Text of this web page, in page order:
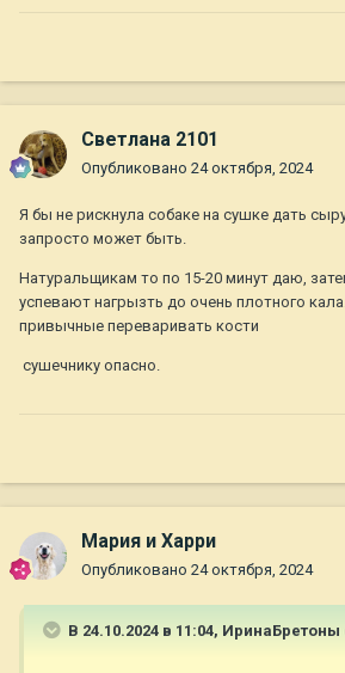
Светлана 2101
Опубликовано 24 октября, 2024
Я бы не рискнула собаке на сушке дать
запросто может быть.
Натуральщикам то по 15-20 минут даю,
успевают нагрызть до очень плотного
привычные переваривать кости
сушечнику опасно.
Мария и Харри
Опубликовано 24 октября, 2024
В 24.10.2024 в 11:04, ИринаБретоны